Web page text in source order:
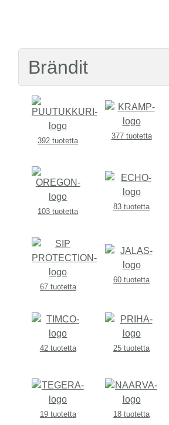
Brändit
392 tuotetta
377 tuotetta
103 tuotetta
83 tuotetta
67 tuotetta
60 tuotetta
42 tuotetta 25 tuotetta
19 tuotetta 18 tuotetta